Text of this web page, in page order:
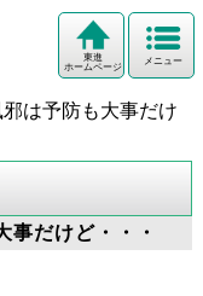
メニュー
東進
ホームページ
邪は予防も大事だけ
だけど・・・